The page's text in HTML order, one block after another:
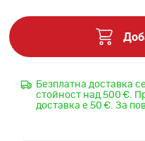
Безплатна доставка
стойност над 500 €.
доставка е 50 €. За